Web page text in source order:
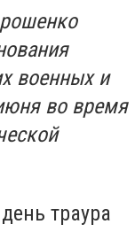
военных и
во время
траура